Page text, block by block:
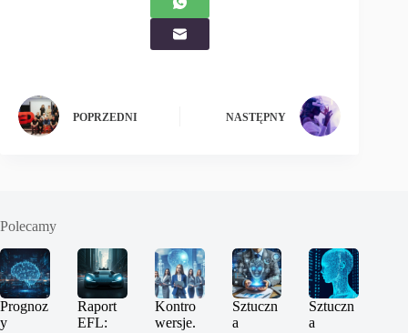
POPRZEDNI NASTĘPNY
Polecamy
Prognoz
y
Raport
EFL:
Kontro
wersje.
Sztuczn
a
Sztuczn
a